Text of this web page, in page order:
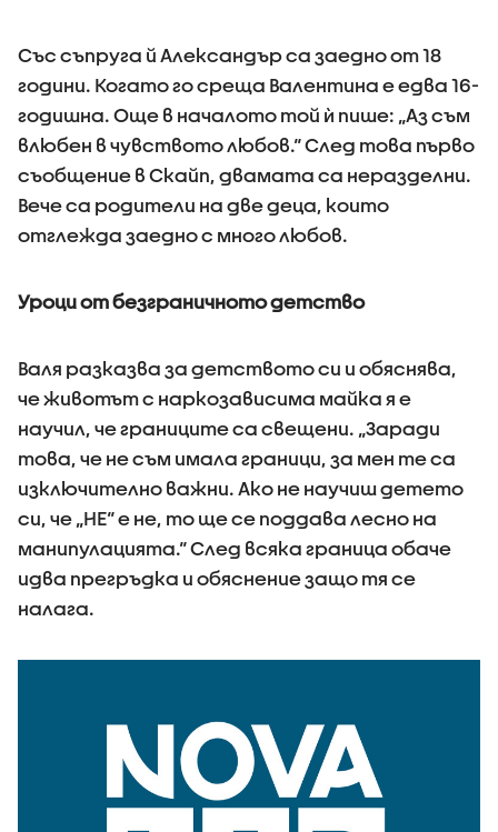
Със съпруга й Александър са заедно от 18
години. Когато го среща Валентина е едва 16-
годишна. Още в началото той ѝ пише: „Аз съм
влюбен в чувството любов.“ След това първо
съобщение в Скайп, двамата са неразделни.
Вече са родители на две деца, които
отглежда заедно с много любов.
Уроци от безграничното детство
Валя разказва за детството си и обяснява,
че животът с наркозависима майка я е
научил, че границите са свещени. „Заради
това, че не съм имала граници, за мен те са
изключително важни. Ако не научиш детето
си, че „НЕ“ е не, то ще се поддава лесно на
манипулацията.“ След всяка граница обаче
идва прегръдка и обяснение защо тя се
налага.